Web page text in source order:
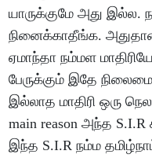
யாருக்குமே அது இல்ல.
நினைக்காதீங்க.
ஏமாந்தா நம்மள
பேருக்கும் இதே
இல்லாத மாதிரி ஒரு
main reason அந்த S.I.R
இந்த S.I.R நம்ம